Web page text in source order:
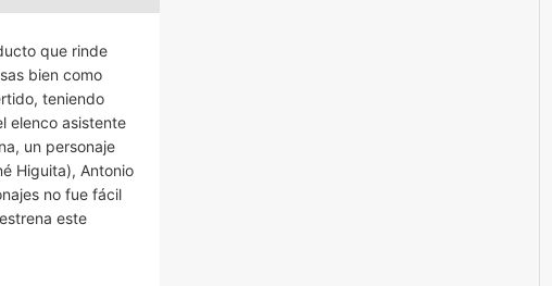
que rinde
bien como
teniendo
elenco asistente
un personaje
Higuita), Antonio
no fue fácil
este